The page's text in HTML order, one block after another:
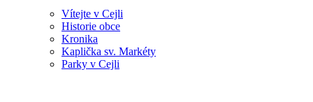
Vítejte v Cejli
Historie obce
Kronika
Kaplička sv. Markéty
Parky v Cejli